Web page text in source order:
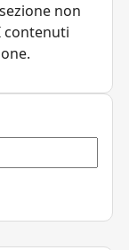
non
contenuti